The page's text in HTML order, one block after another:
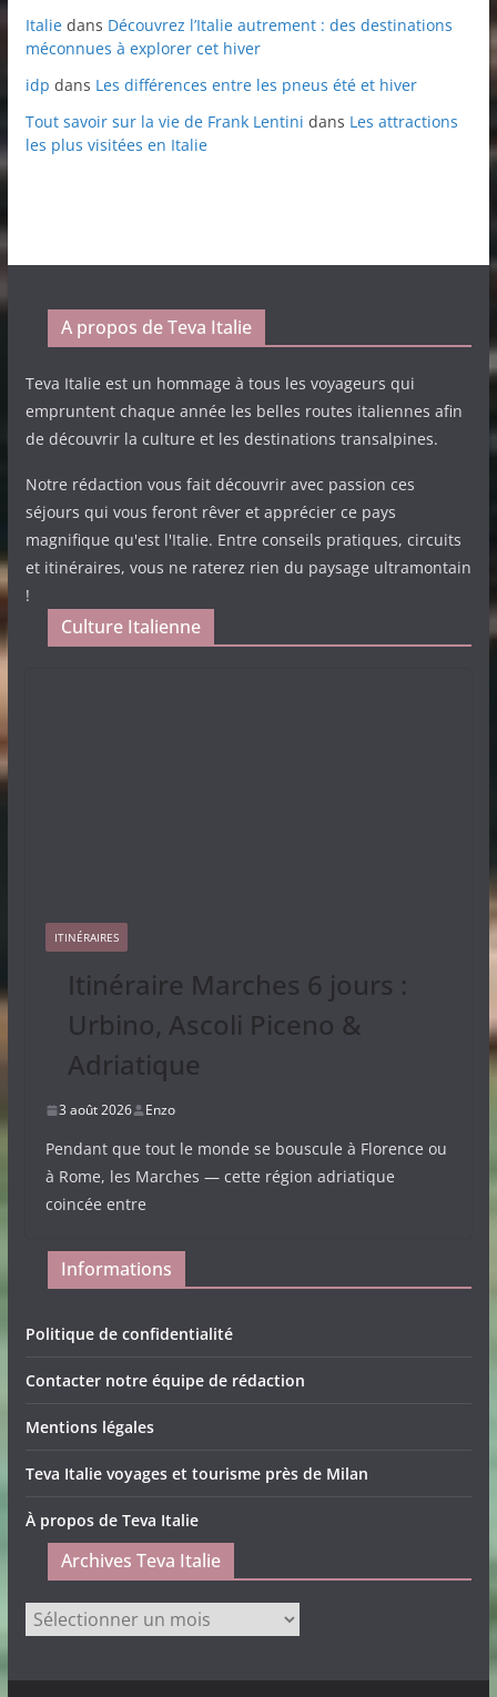
Italiedans Découvrez l’Italie autrement : des destinations
méconnues à explorer cet hiver
idp dans Les différences entre les pneus été et hiver
Tout savoir sur la vie de Frank Lentini dans Les attractions
les plus visitées en Italie
A propos de Teva Italie
Teva Italie est un hommage à tous les voyageurs qui
empruntent chaque année les belles routes italiennes afin
de découvrir la culture et les destinations transalpines.
Notre rédaction vous fait découvrir avec passion ces
séjours qui vous feront rêver et apprécier ce pays
magnifique qu'est l'Italie. Entre conseils pratiques, circuits
et itinéraires, vous ne raterez rien du paysage ultramontain
!
Culture Italienne
ITINÉRAIRES
Itinéraire Marches 6 jours :
Urbino, Ascoli Piceno &
Adriatique
3 août 2026 Enzo
Pendant que tout le monde se bouscule à Florence ou
à Rome, les Marches — cette région adriatique
coincée entre
Informations
Politique de confidentialité
Contacter notre équipe de rédaction
Mentions légales
Teva Italie voyages et tourisme près de Milan
À propos de Teva Italie
Archives Teva Italie
Archives